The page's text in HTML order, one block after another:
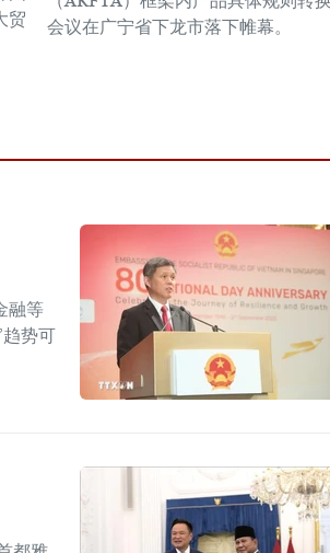
贸
会议在广宁省下龙市落下帷幕。
融等
势可